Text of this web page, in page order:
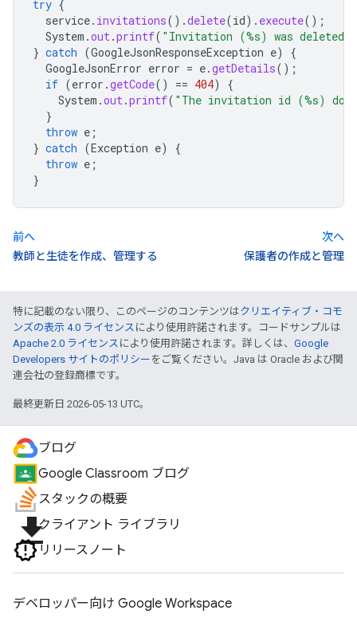
try {
service. invitations().delete(id). execute();
System .out.printf( "Invitation (%s) was
} catch (GoogleJsonResponseException e)
{
GoogleJsonError error = e.getDetails();
if (error .getCode() == 404)
{
System .out.printf( "The invitation id (%s)
}
throw e ;
} catch (Exception e)
{
throw e ;
}
前へ
教師と生徒を作成、管理する
次へ
保護者の作成と管理
特に記載のない限り、このページのコンテンツはクリエイティブ・コモ
ンズの表示 4.0 ライセンス により使用許諾されます。コードサンプルは
Apache 2.0 ライセンス により使用許諾されます。詳しくは、 Google
Developers サイトのポリシー をご覧ください。Java は Oracle および関
連会社の登録商標です。
最終更新日 2026-05-13 UTC。
ブログ
Google Classroom ブログ
スタックの概要
file_downloadクライアント ライブラリ
リリースノート
デベロッパー向け Google Workspace